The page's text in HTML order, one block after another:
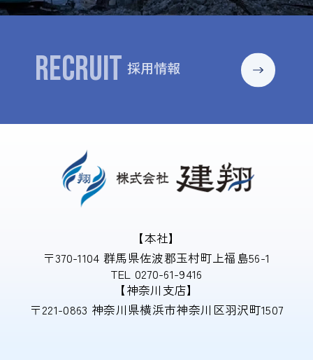
RECRUIT 採用情報
【本社】
〒370-1104 群馬県佐波郡玉村町上福島56-1
TEL 0270-61-9416
【神奈川支店】
〒221-0863 神奈川県横浜市神奈川区羽沢町1507